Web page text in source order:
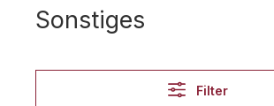
Sonstiges
Filter